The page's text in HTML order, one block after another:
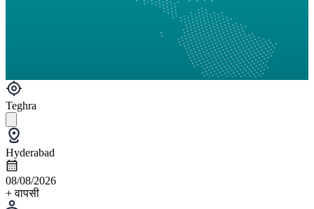
Teghra
Hyderabad
08/08/2026
+ वापसी